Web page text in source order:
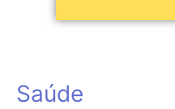
Saúde